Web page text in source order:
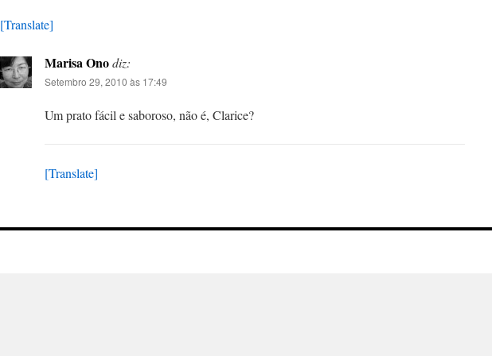
[Translate]
Marisa Onodiz:
Setembro 29, 2010 às 17:49
Um prato fácil e saboroso, não é, Clarice?
[Translate]